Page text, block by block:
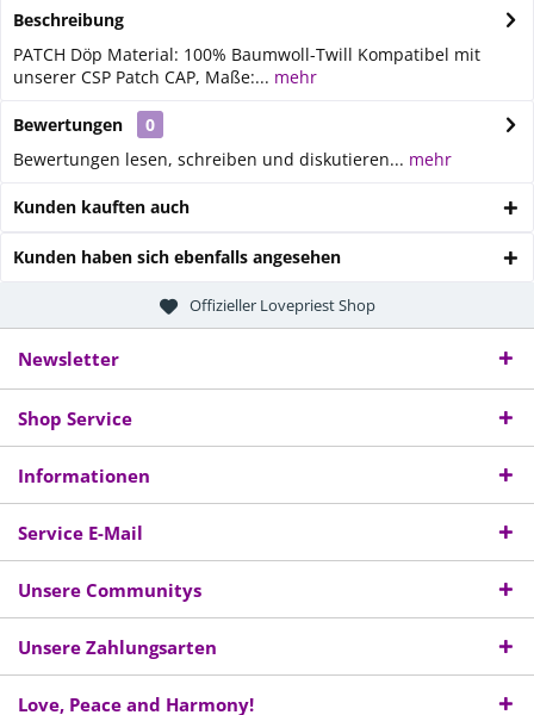
Beschreibung
PATCH Döp Material: 100% Baumwoll-Twill Kompatibel mit
unserer CSP Patch CAP, Maße:... mehr
Bewertungen
0
Bewertungen lesen, schreiben und diskutieren... mehr
Kunden kauften auch
Kunden haben sich ebenfalls angesehen
Offizieller Lovepriest Shop
Newsletter
Shop Service
Informationen
Service E-Mail
Unsere Communitys
Unsere Zahlungsarten
Love, Peace and Harmony!